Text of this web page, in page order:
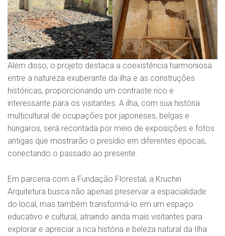
Além disso, o projeto destaca a coexistência harmoniosa
entre a natureza exuberante da ilha e as construções
históricas, proporcionando um contraste rico e
interessante para os visitantes. A ilha, com sua história
multicultural de ocupações por japoneses, belgas e
húngaros, será recontada por meio de exposições e fotos
antigas que mostrarão o presídio em diferentes épocas,
conectando o passado ao presente.
Em parceria com a Fundação Florestal, a Kruchin
Arquitetura busca não apenas preservar a espacialidade
do local, mas também transformá-lo em um espaço
educativo e cultural, atraindo ainda mais visitantes para
explorar e apreciar a rica história e beleza natural da Ilha